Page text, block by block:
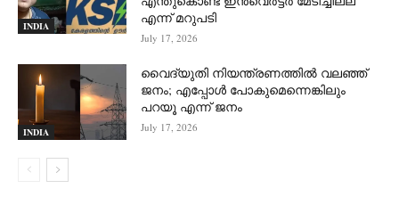
INDIA
എന്ന് മറുപടി
July 17, 2026
INDIA
വൈദ്യുതി നിയന്ത്രണത്തിൽ വലഞ്ഞ്
ജനം; എപ്പോൾ പോകുമെന്നെങ്കിലും
പറയൂ എന്ന് ജനം
July 17, 2026